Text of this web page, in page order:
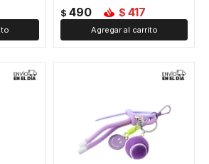
$ 490 $ 417